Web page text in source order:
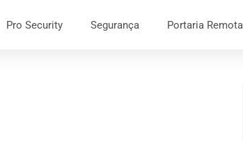
Pro Security Segurança Portaria Remota